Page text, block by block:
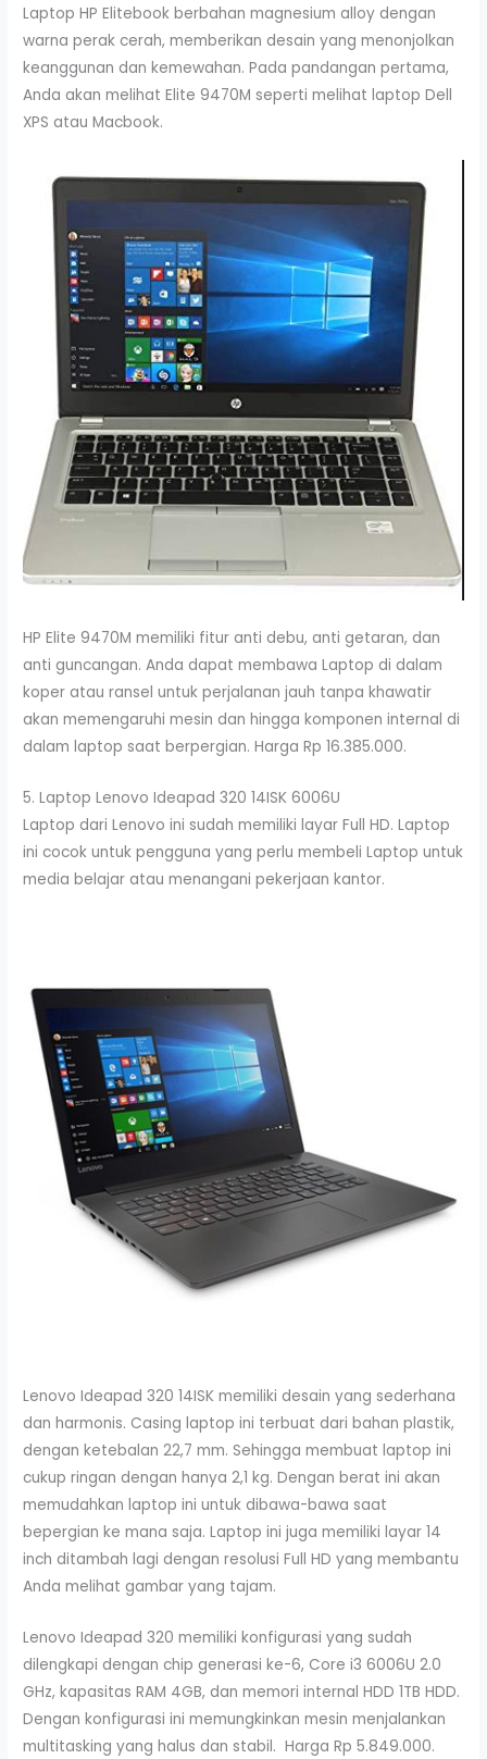
Laptop HP Elitebook berbahan magnesium alloy dengan
warna perak cerah, memberikan desain yang menonjolkan
keanggunan dan kemewahan. Pada pandangan pertama,
Anda akan melihat Elite 9470M seperti melihat laptop Dell
XPS atau Macbook.
HP Elite 9470M memiliki fitur anti debu, anti getaran, dan
anti guncangan. Anda dapat membawa Laptop di dalam
koper atau ransel untuk perjalanan jauh tanpa khawatir
akan memengaruhi mesin dan hingga komponen internal di
dalam laptop saat berpergian. Harga Rp 16.385.000.
5. Laptop Lenovo Ideapad 320 14ISK 6006U
Laptop dari Lenovo ini sudah memiliki layar Full HD. Laptop
ini cocok untuk pengguna yang perlu membeli Laptop untuk
media belajar atau menangani pekerjaan kantor.
Lenovo Ideapad 320 14ISK memiliki desain yang sederhana
dan harmonis. Casing laptop ini terbuat dari bahan plastik,
dengan ketebalan 22,7 mm. Sehingga membuat laptop ini
cukup ringan dengan hanya 2,1 kg. Dengan berat ini akan
memudahkan laptop ini untuk dibawa-bawa saat
bepergian ke mana saja. Laptop ini juga memiliki layar 14
inch ditambah lagi dengan resolusi Full HD yang membantu
Anda melihat gambar yang tajam.
Lenovo Ideapad 320 memiliki konfigurasi yang sudah
dilengkapi dengan chip generasi ke-6, Core i3 6006U 2.0
GHz, kapasitas RAM 4GB, dan memori internal HDD 1TB HDD.
Dengan konfigurasi ini memungkinkan mesin menjalankan
multitasking yang halus dan stabil. Harga Rp 5.849.000.